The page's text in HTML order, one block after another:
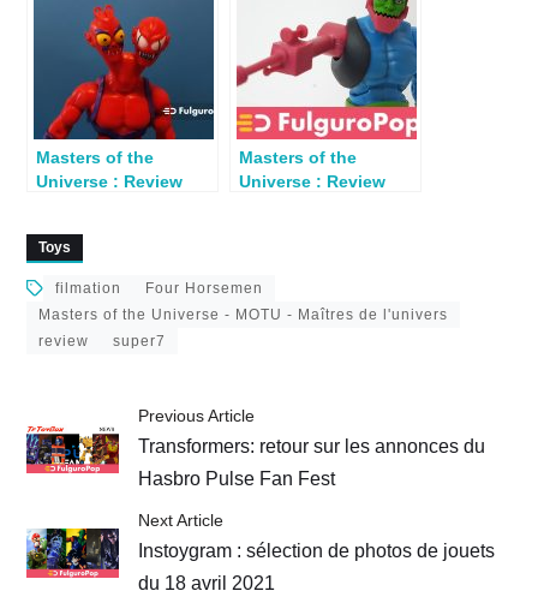
Masters of the
Universe : Review
Masters of the
Universe : Review
Toys
filmation
Four Horsemen
Masters of the Universe - MOTU - Maîtres de l'univers
review
super7
Previous Article
Transformers: retour sur les annonces du
Hasbro Pulse Fan Fest
Next Article
Instoygram : sélection de photos de jouets
du 18 avril 2021